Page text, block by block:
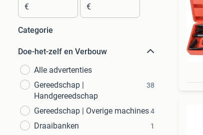
€ €
Categorie
Doe-het-zelf en Verbouw
Alle advertenties
Gereedschap |
Handgereedschap
38
Gereedschap | Overige machines4
Draaibanken 1